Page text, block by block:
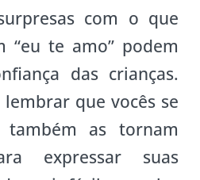
com o que
“eu te amo” podem
das crianças.
que vocês se
as tornam
expressar suas